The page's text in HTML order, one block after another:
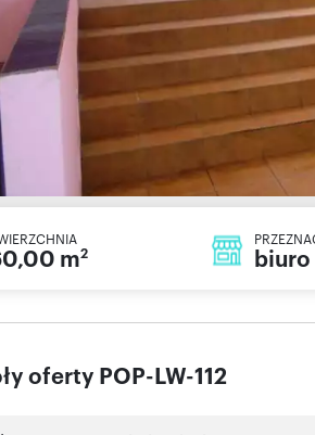
m2 biuro
oferty POP-LW-112